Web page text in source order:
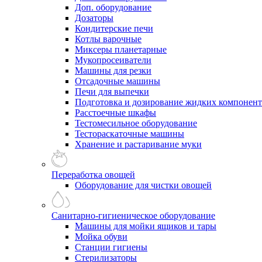
Доп. оборудование
Дозаторы
Кондитерские печи
Котлы варочные
Миксеры планетарные
Мукопросеиватели
Машины для резки
Отсадочные машины
Печи для выпечки
Подготовка и дозирование жидких
Расстоечные шкафы
Тестомесильное оборудование
Тестораскаточные машины
Хранение и растаривание муки
Переработка овощей
Оборудование для чистки овощей
Санитарно-гигиеническое оборудование
Машины для мойки ящиков и тары
Мойка обуви
Станции гигиены
Стерилизаторы